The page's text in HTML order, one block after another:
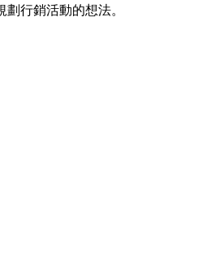
行銷活動的想法。